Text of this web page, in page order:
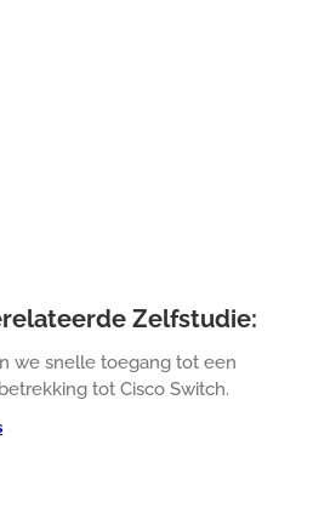
Zelfstudie:
we snelle toegang tot een
tot Cisco Switch.